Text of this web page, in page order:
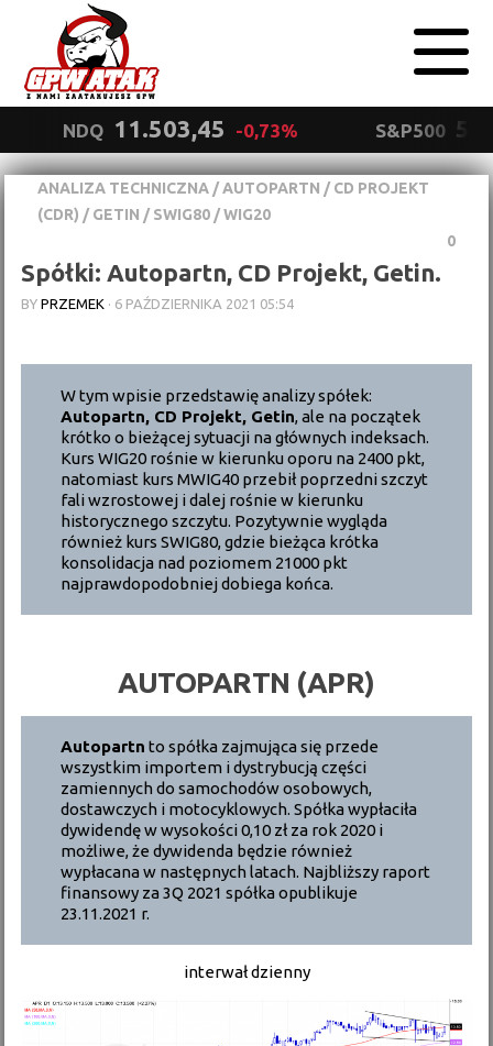
NDQ 11.503,45 -0,73% S&P500
ANALIZA TECHNICZNA /AUTOPARTN / CD PROJEKT
(CDR) / GETIN / SWIG80 /WIG20
0
Spółki: Autopartn, CD Projekt, Getin.
BYPRZEMEK · 6 PAŹDZIERNIKA 2021 05:54
W tym wpisie przedstawię analizy spółek:
Autopartn, CD Projekt, Getin, ale na początek
krótko o bieżącej sytuacji na głównych indeksach.
Kurs WIG20 rośnie w kierunku oporu na 2400 pkt,
natomiast kurs MWIG40 przebił poprzedni szczyt
fali wzrostowej i dalej rośnie w kierunku
historycznego szczytu. Pozytywnie wygląda
również kurs SWIG80, gdzie bieżąca krótka
konsolidacja nad poziomem 21000 pkt
najprawdopodobniej dobiega końca.
AUTOPARTN (APR)
Autopartn to spółka zajmująca się przede
wszystkim importem i dystrybucją części
zamiennych do samochodów osobowych,
dostawczych i motocyklowych. Spółka wypłaciła
dywidendę w wysokości 0,10 zł za rok 2020 i
możliwe, że dywidenda będzie również
wypłacana w następnych latach. Najbliższy raport
finansowy za 3Q 2021 spółka opublikuje
23.11.2021 r.
interwał dzienny
Polityka
prywatności
Wyrażam zgodę.